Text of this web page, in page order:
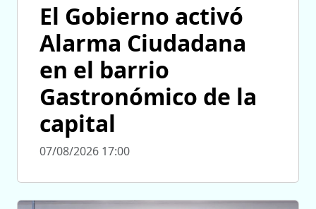
El Gobierno activó
Alarma Ciudadana
en el barrio
Gastronómico de la
capital
07/08/2026 17:00